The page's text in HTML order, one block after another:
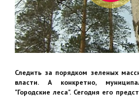
Следить за порядком зеленых
власти. А конкретно,
"Городские леса". Сегодня его